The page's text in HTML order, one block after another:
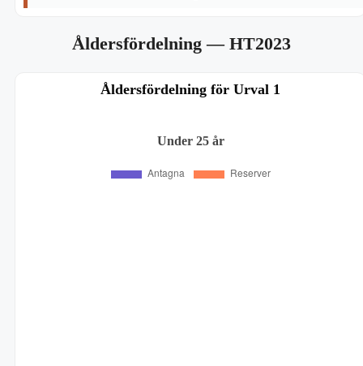
Åldersfördelning— HT2023
Åldersfördelning för Urval 1
Under 25 år